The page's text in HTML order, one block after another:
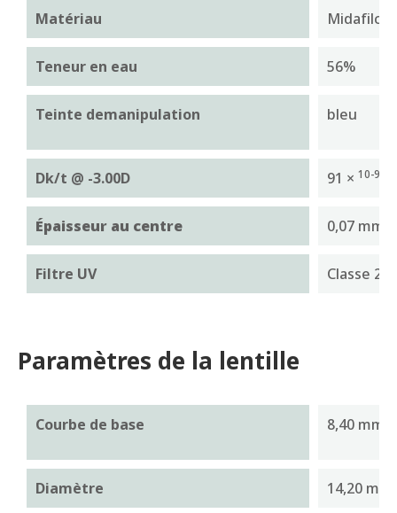
Matériau
Teneur en eau 56%
Teinte demanipulation bleu
Dk/t @ -3.00D 91 × 10-9
Épaisseur au centre 0,07 mm
Filtre UV Classe 2
Paramètres de la lentille
Courbe de base 8,40 mm
Diamètre 14,20 mm